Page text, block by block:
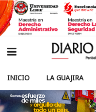
INICIO LA GUAJIRA